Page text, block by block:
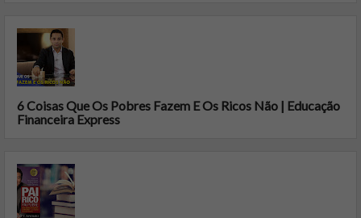
6 Coisas Que Os Pobres Fazem E Os Ricos Não | Educação
Financeira Express